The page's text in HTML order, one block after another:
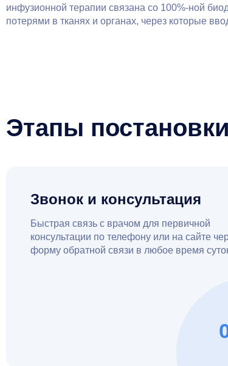
инфузионной терапии связана со 100%-ной
потерями в тканях и органах, через которые
Этапы
Звонок и консультация
Быстрая связь с врачом для первичной
консультации по телефону или на сайте
форму обратной связи в любое время